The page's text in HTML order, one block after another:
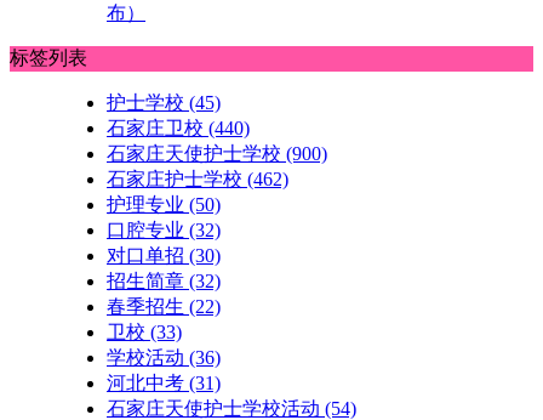
布）
标签列表
护士学校 (45)
石家庄卫校 (440)
石家庄天使护士学校 (900)
石家庄护士学校 (462)
护理专业 (50)
口腔专业 (32)
对口单招 (30)
招生简章 (32)
春季招生 (22)
卫校 (33)
学校活动 (36)
河北中考 (31)
石家庄天使护士学校活动 (54)